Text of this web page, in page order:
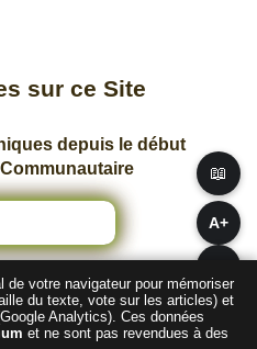
A+
📖
sur ce Site
depuis le début
vues sur ce Site
votre navigateur pour mémoriser
du texte, vote sur les articles) et
Analytics). Ces données
et ne sont pas revendues à des